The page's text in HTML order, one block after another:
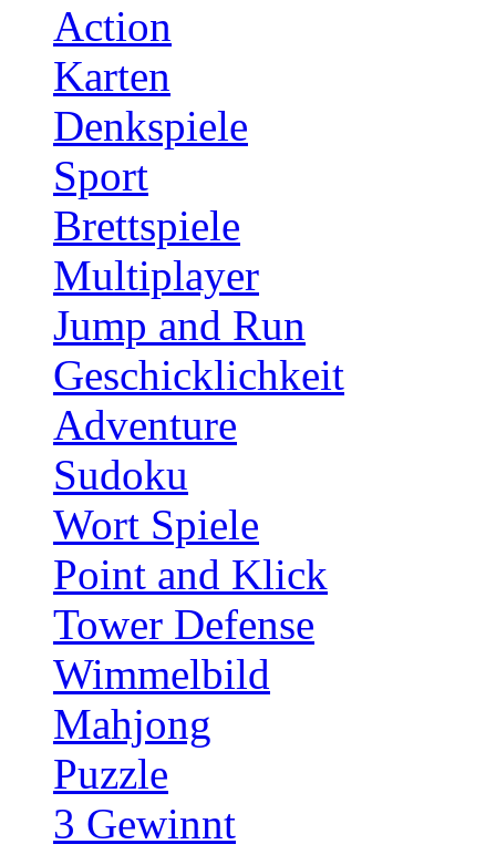
Action
Karten
Denkspiele
Sport
Brettspiele
Multiplayer
Jump and Run
Geschicklichkeit
Adventure
Sudoku
Wort Spiele
Point and Klick
Tower Defense
Wimmelbild
Mahjong
Puzzle
3 Gewinnt